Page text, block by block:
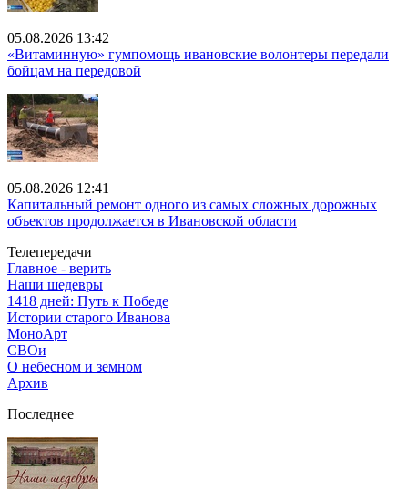
05.08.2026 13:42
«Витаминную» гумпомощь ивановские волонтеры передали
бойцам на передовой
05.08.2026 12:41
Капитальный ремонт одного из самых сложных дорожных
объектов продолжается в Ивановской области
Телепередачи
Главное - верить
Наши шедевры
1418 дней: Путь к Победе
Истории старого Иванова
МоноАрт
СВОи
О небесном и земном
Архив
Последнее